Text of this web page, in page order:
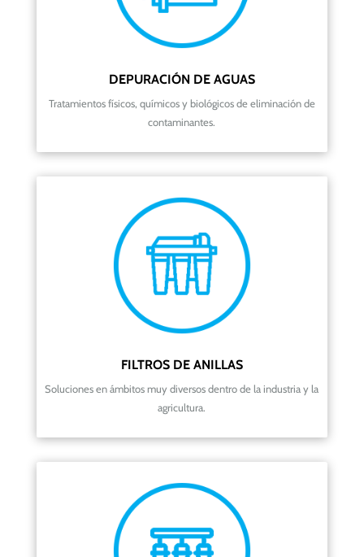
DEPURACIÓN DE AGUAS
Tratamientos físicos, químicos y biológicos de eliminación de
contaminantes.
FILTROS DE ANILLAS
Soluciones en ámbitos muy diversos dentro de la industria y la
agricultura.